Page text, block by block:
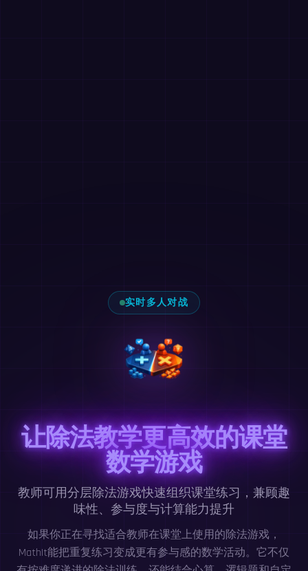
实时多人对战
让除法教学更高效的课堂
数学游戏
教师可用分层除法游戏快速组织课堂练习，兼顾趣
味性、参与度与计算能力提升
如果你正在寻找适合教师在课堂上使用的除法游戏，
MathIt能把重复练习变成更有参与感的数学活动。它不仅